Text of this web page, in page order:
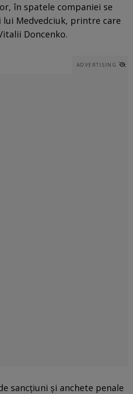
în spatele companiei se
lui Medvedciuk, printre care
Doncenko.
ADVERTISING
sancțiuni și anchete penale